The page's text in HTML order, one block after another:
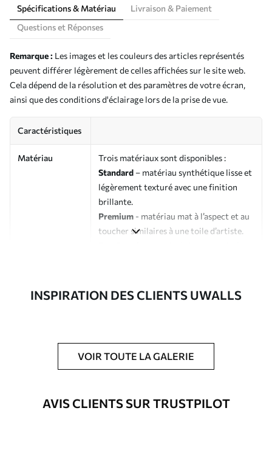
Spécifications & Matériau
Livraison & Paiement
Questions et Réponses
Remarque : Les images et les couleurs des articles représentés
peuvent différer légèrement de celles affichées sur le site web.
Cela dépend de la résolution et des paramètres de votre écran,
ainsi que des conditions d'éclairage lors de la prise de vue.
Caractéristiques
Matériau
Trois matériaux sont disponibles :
Standard – matériau synthétique lisse et
légèrement texturé avec une finition
brillante.
Premium - matériau mat à l’aspect et au
toucher similaires à une toile d’artiste.
Possibilité d'ajouter un vernis
protecteur pour renforcer la durabilité
du tableau.
Matériaux disponibles
INSPIRATION DES CLIENTS UWALLS
VOIR TOUTE LA GALERIE
AVIS CLIENTS SUR TRUSTPILOT